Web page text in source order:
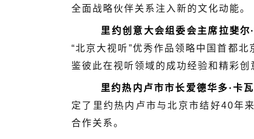
全面战略伙伴关系注入新的文化动能。
里约创意大会组委会主席拉斐尔
“北京大视听”优秀作品领略中国首都
鉴彼此在视听领域的成功经验和精彩创
里约热内卢市市长爱德华多·卡
定了里约热内卢市与北京市结好40年
合作关系。